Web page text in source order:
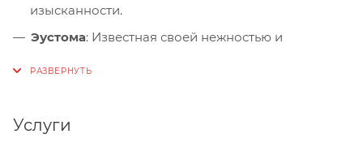
изысканности.
Эустома: Известная своей нежностью и
изысканности в композицию.
которые могут быть заменены на другие виды с
Услуги